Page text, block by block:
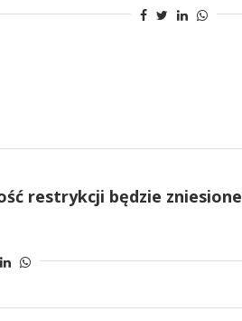
restrykcji będzie zniesione